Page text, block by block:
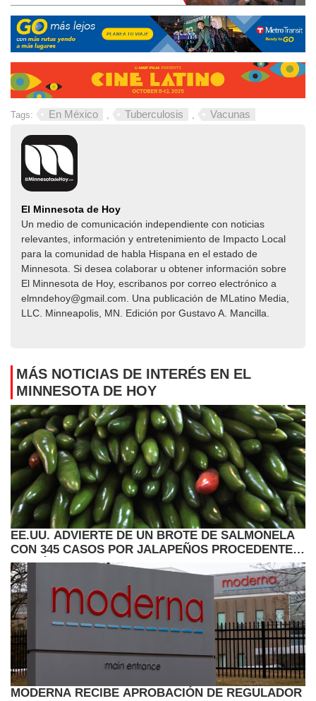
Tags: En México , Tuberculosis , Vacunas
El Minnesota de Hoy
Un medio de comunicación independiente con noticias
relevantes, información y entretenimiento de Impacto Local​​
para la comunidad de habla Hispana en el estado de
Minnesota. Si desea colaborar u obtener información sobre
El Minnesota de Hoy, escribanos por correo electrónico a
elmndehoy@gmail.com. Una publicación de MLatino Media,
LLC. Minneapolis, MN. Edición por Gustavo A. Mancilla.
MÁS NOTICIAS DE INTERÉS EN EL
MINNESOTA DE HOY
EE.UU. ADVIERTE DE UN BROTE DE SALMONELA
CON 345 CASOS POR JALAPEÑOS PROCEDENTES
DE MÉXICO
MODERNA RECIBE APROBACIÓN DE REGULADOR